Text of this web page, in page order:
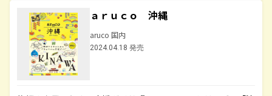
ａｒｕｃｏ 沖縄
aruco 国内
2024.04.18 発売